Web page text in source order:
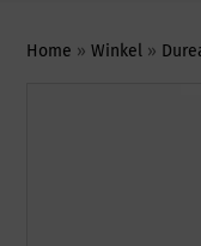
Home » Winkel »